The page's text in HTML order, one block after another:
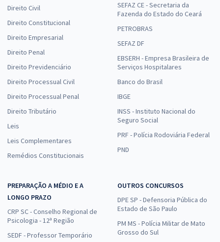
Direito Civil
Direito Constitucional
Direito Empresarial
Direito Penal
Direito Previdenciário
Direito Processual Civil
Direito Processual Penal
Direito Tributário
Leis
Leis Complementares
Remédios Constitucionais
SEFAZ CE - Secretaria da
Fazenda do Estado do Ceará
PETROBRAS
SEFAZ DF
EBSERH - Empresa Brasileira de
Serviços Hospitalares
Banco do Brasil
IBGE
INSS - Instituto Nacional do
Seguro Social
PRF - Polícia Rodoviária Federal
PND
PREPARAÇÃO A MÉDIO E A
LONGO PRAZO
CRP SC - Conselho Regional de
Psicologia - 12ª Região
SEDF - Professor Temporário
OUTROS CONCURSOS
DPE SP - Defensoria Pública do
Estado de São Paulo
PM MS - Polícia Militar de Mato
Grosso do Sul